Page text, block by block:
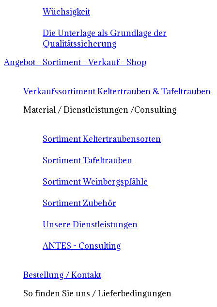
Wüchsigkeit
Die Unterlage als Grundlage der
Qualitätssicherung
Angebot - Sortiment - Verkauf - Shop
Verkaufssortiment Keltertrauben & Tafeltrauben
Material / Dienstleistungen /Consulting
Sortiment Keltertraubensorten
Sortiment Tafeltrauben
Sortiment Weinbergspfähle
Sortiment Zubehör
Unsere Dienstleistungen
ANTES - Consulting
Bestellung / Kontakt
So finden Sie uns / Lieferbedingungen